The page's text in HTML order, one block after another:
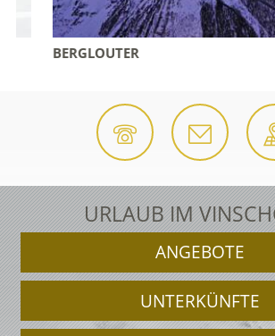
BERGLOUTER
URLAUB IM
ANGEBOTE
UNTERKÜNFTE